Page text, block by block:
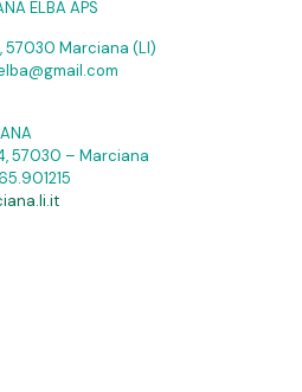
ELBA APS
57030 Marciana (LI)
57030 – Marciana